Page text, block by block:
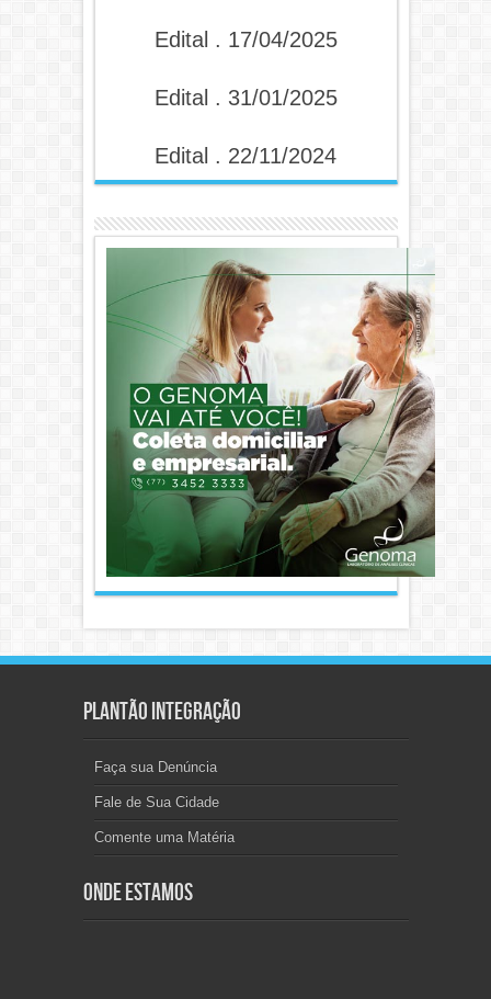
Edital . 17/04/2025
Edital . 31/01/2025
Edital . 22/11/2024
Plantão Integração
Faça sua Denúncia
Fale de Sua Cidade
Comente uma Matéria
Onde Estamos